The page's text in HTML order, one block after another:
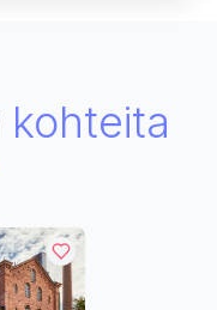
kohteita